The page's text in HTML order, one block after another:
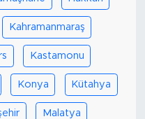
Kahramanmaraş
Kastamonu
Konya Kütahya
Malatya